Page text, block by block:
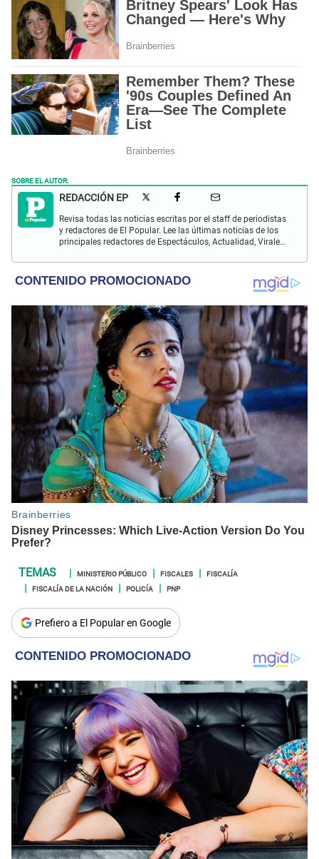
SOBRE EL AUTOR:
REDACCIÓN EP
Revisa todas las noticias escritas por el staff de periodistas
y redactores de El Popular. Lee las últimas noticias de los
principales redactores de Espectáculos, Actualidad, Virales,
MINISTERIO PÚBLICO FISCALES
FISCALÍA
FISCALÍA DE LA NACIÓN
POLICÍA PNP
Prefiero a El Popular en Google